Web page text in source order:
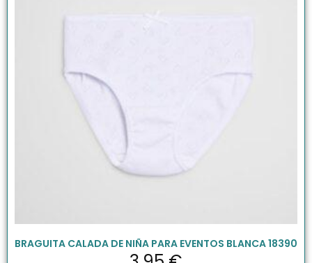
BRAGUITA CALADA DE NIÑA PARA EVENTOS BLANCA 18390